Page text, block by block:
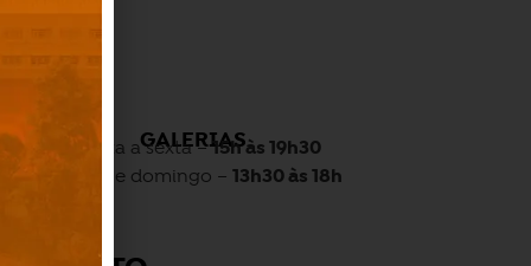
GALERIAS
Quarta a sexta –15h às 19h30
Sábado e domingo –13h30 às 18h